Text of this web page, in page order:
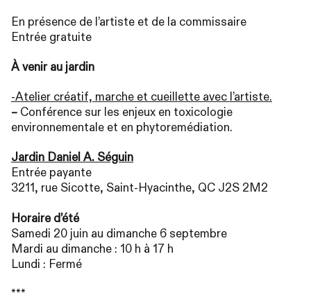
En présence de l’artiste et de la commissaire
Entrée gratuite
À venir au jardin
-Atelier créatif, marche et cueillette avec l’artiste.
– Conférence sur les enjeux en toxicologie
environnementale et en phytoremédiation.
Jardin Daniel A. Séguin
Entrée payante
3211, rue Sicotte, Saint-Hyacinthe, QC J2S 2M2
Horaire d’été
Samedi 20 juin au dimanche 6 septembre
Mardi au dimanche : 10 h à 17 h
Lundi : Fermé
***